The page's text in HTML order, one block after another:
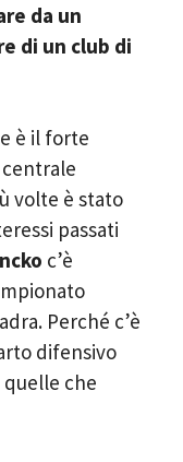
da un
di un club di
è il forte
volte è stato
passati
c’è
Perché c’è
difensivo
quelle che